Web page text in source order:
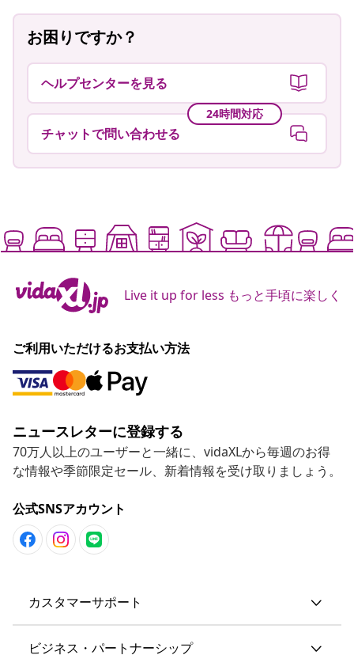
お困りですか？
ヘルプセンターを見る
24時間対応
チャットで問い合わせる
Live it up for less もっと手頃に楽しく
ご利用いただけるお支払い方法
ニュースレターに登録する
70万人以上のユーザーと一緒に、vidaXLから毎週のお得
な情報や季節限定セール、新着情報を受け取りましょう。
公式SNSアカウント
カスタマーサポート
ビジネス・パートナーシップ